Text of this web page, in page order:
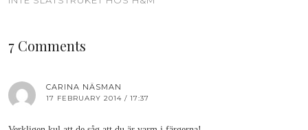
7 Comments
CARINA NÄSMAN
17 FEBRUARY 2014 / 17:37